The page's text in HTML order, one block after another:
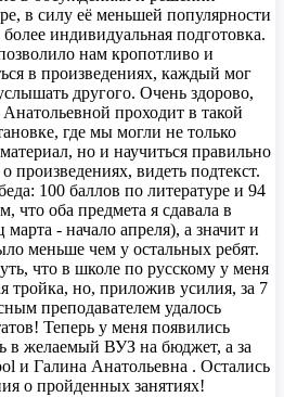
в силу её меньшей популярности
индивидуальная подготовка.
нам кропотливо и
в произведениях, каждый мог
другого. Очень здорово,
проходит в такой
где мы могли не только
но и научиться правильно
произведениях, видеть подтекст.
100 баллов по литературе и 94
что оба предмета я сдавала в
- начало апреля), а значит и
меньше чем у остальных ребят.
что в школе по русскому у меня
тройка, но, приложив усилия, за 7
преподавателем удалось
Теперь у меня появились
в желаемый ВУЗ на бюджет, а за
и Галина Анатольевна . Остались
о пройденных занятиях!